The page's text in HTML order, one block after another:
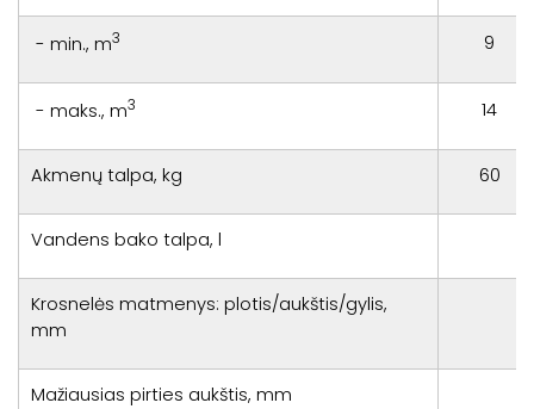
- min., m3 9
- maks., m3 14
Akmenų talpa, kg 60
Vandens bako talpa, l
Krosnelės matmenys: plotis/aukštis/gylis,
mm
Mažiausias pirties aukštis, mm